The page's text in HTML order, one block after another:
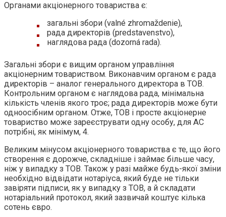
Органами акціонерного товариства є:
загальні збори (valné zhromaždenie),
рада директорів (predstavenstvo),
наглядова рада (dozorná rada).
Загальні збори є вищим органом управління
акціонерним товариством. Виконавчим органом є рада
директорів – аналог генерального директора в ТОВ.
Контрольним органом є наглядова рада, мінімальна
кількість членів якого троє; рада директорів може бути
одноосібним органом. Отже, ТОВ і просте акціонерне
товариство може зареєструвати одну особу, для АС
потрібні, як мінімум, 4.
Великим мінусом акціонерного товариства є те, що його
створення є дорожче, складніше і займає більше часу,
ніж у випадку з ТОВ. Також у разі майже будь-якої зміни
необхідно відвідати нотаріуса, який буде не тільки
завіряти підписи, як у випадку з ТОВ, а й складати
нотаріальний протокол, який зазвичай коштує кілька
сотень євро.